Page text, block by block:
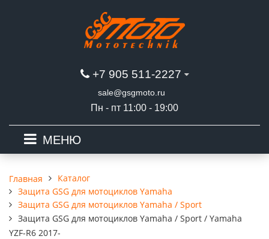
+7 905 511-2227
sale@gsgmoto.ru
Пн - пт 11:00 - 19:00
МЕНЮ
Главная
Каталог
Защита GSG для мотоциклов Yamaha
Защита GSG для мотоциклов Yamaha / Sport
Защита GSG для мотоциклов Yamaha / Sport / Yamaha
YZF-R6 2017-